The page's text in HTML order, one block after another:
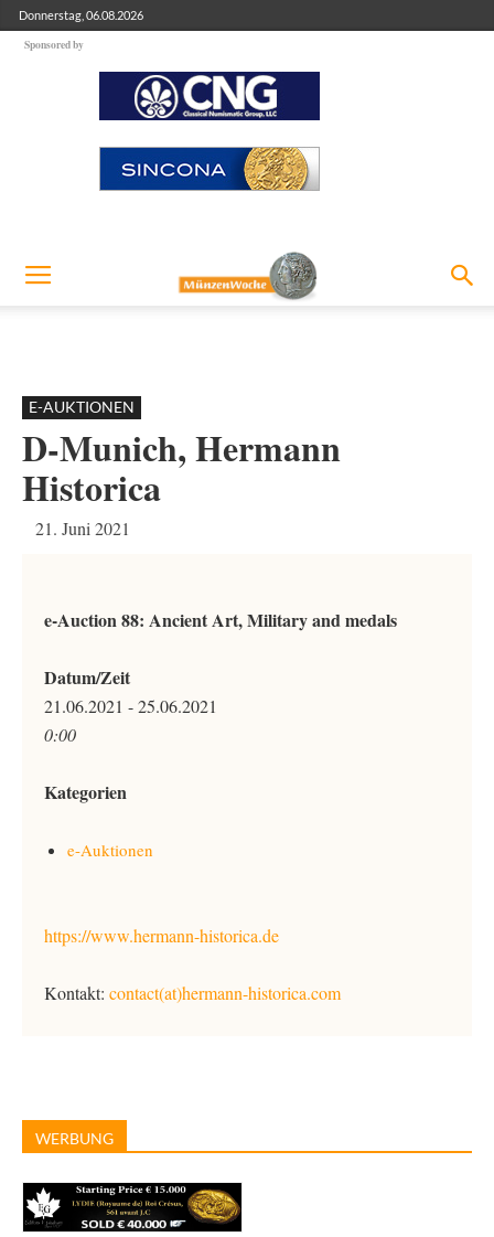
Donnerstag, 06.08.2026
Sponsored by
E-AUKTIONEN
D-Munich, Hermann
Historica
21. Juni 2021
e-Auction 88: Ancient Art, Military and medals
Datum/Zeit
21.06.2021 - 25.06.2021
0:00
Kategorien
e-Auktionen
https://www.hermann-historica.de
Kontakt: contact(at)hermann-historica.com
WERBUNG